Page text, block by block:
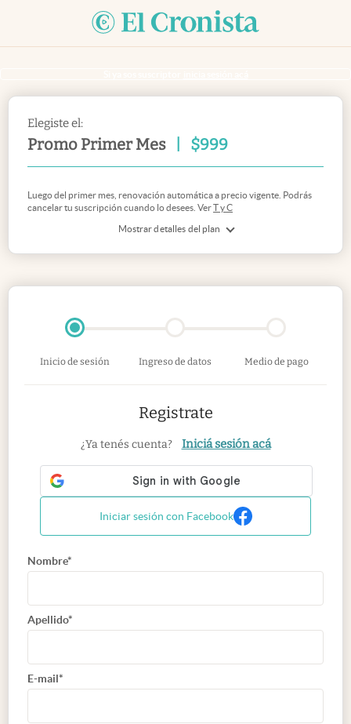
Elegiste el:
Promo Primer Mes $999
Mostrar detalles del plan
Luego del primer mes, renovación automática a precio vigente. Podrás
cancelar tu suscripción cuando lo desees. VerT y C
Inicio de sesión Ingreso de datos Medio de pago
Registrate
¿Ya tenés cuenta? Iniciá sesión acá
Iniciar sesión con Facebook
Nombre*
Apellido*
E-mail*